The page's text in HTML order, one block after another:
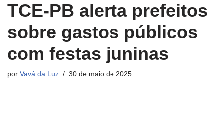
TCE-PB alerta prefeitos
sobre gastos públicos
com festas juninas
por Vavá da Luz 30 de maio de 2025